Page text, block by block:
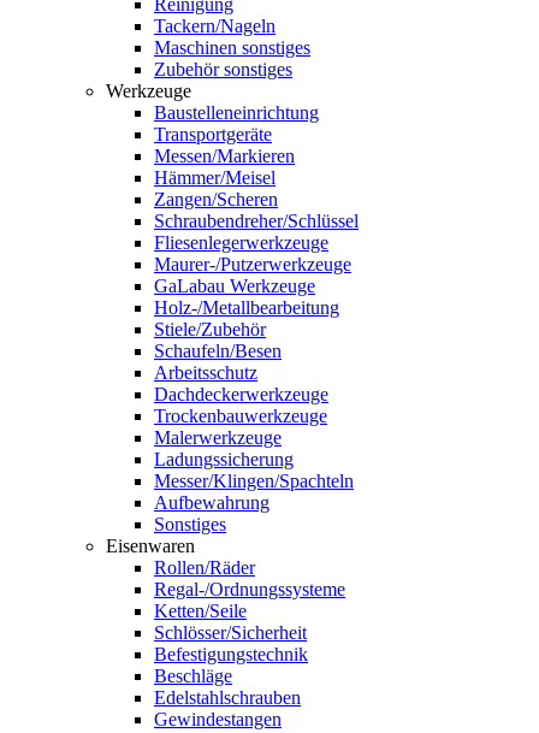
Reinigung
Tackern/Nageln
Maschinen sonstiges
Zubehör sonstiges
Werkzeuge
Baustelleneinrichtung
Transportgeräte
Messen/Markieren
Hämmer/Meisel
Zangen/Scheren
Schraubendreher/Schlüssel
Fliesenlegerwerkzeuge
Maurer-/Putzerwerkzeuge
GaLabau Werkzeuge
Holz-/Metallbearbeitung
Stiele/Zubehör
Schaufeln/Besen
Arbeitsschutz
Dachdeckerwerkzeuge
Trockenbauwerkzeuge
Malerwerkzeuge
Ladungssicherung
Messer/Klingen/Spachteln
Aufbewahrung
Sonstiges
Eisenwaren
Rollen/Räder
Regal-/Ordnungssysteme
Ketten/Seile
Schlösser/Sicherheit
Befestigungstechnik
Beschläge
Edelstahlschrauben
Gewindestangen